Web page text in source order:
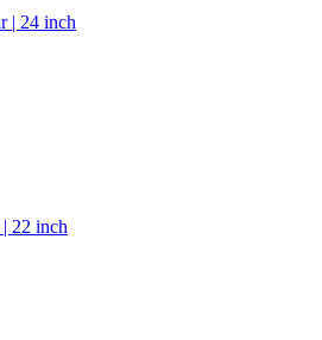
| 24 inch
22 inch